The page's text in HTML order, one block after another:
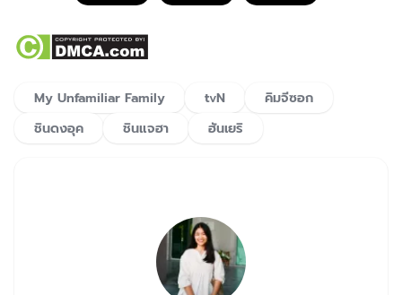
My Unfamiliar Family tvN
คิมจีซอก
ชินดงอุค
ชินแจฮา ฮันเยริ